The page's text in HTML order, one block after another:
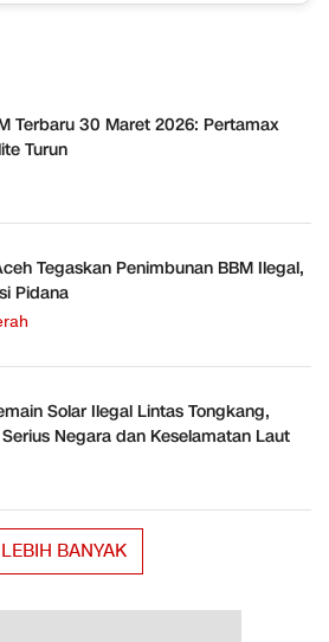
Terbaru 30 Maret 2026: Pertamax
Turun
Tegaskan Penimbunan BBM Ilegal,
Pidana
Solar Ilegal Lintas Tongkang,
Negara dan Keselamatan Laut
LEBIH BANYAK